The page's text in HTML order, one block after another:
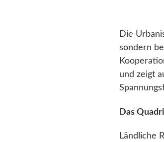
Die
sondern
und zeigt
Das
Ländliche